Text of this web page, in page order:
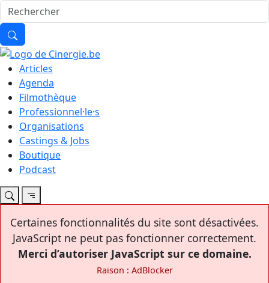
Articles
Agenda
Filmothèque
Professionnel·le·s
Organisations
Castings & Jobs
Boutique
Podcast
Certaines fonctionnalités du site sont désactivées.
JavaScript ne peut pas fonctionner correctement.
Merci d’autoriser JavaScript sur ce domaine.
Raison : AdBlocker